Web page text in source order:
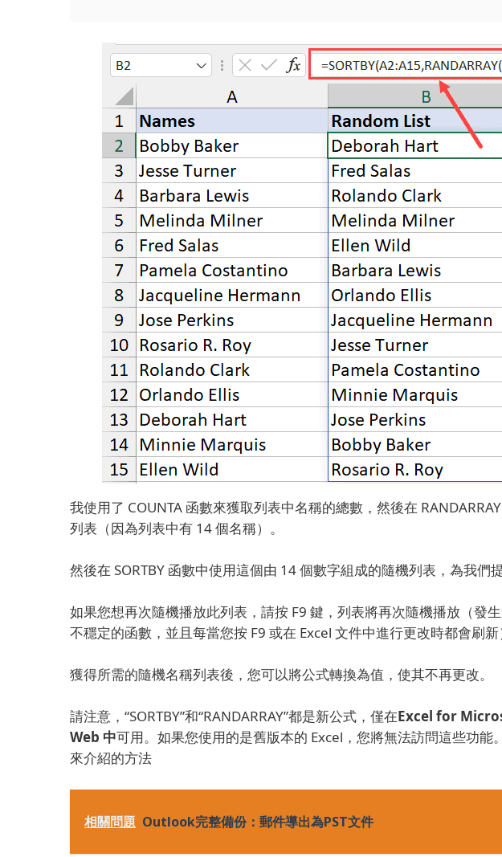
我使用了 COUNTA 函數來獲取列表中名稱的總數，然後在
列表（因為列表中有 14 個名稱）。
然後在 SORTBY 函數中使用這個由 14 個數字組成的隨機列表，為我們
如果您想再次隨機播放此列表，請按 F9 鍵，列表將再次隨機播放（發
不穩定的函數，並且每當您按 F9 或在 Excel 文件中進行更改時都會刷新
獲得所需的隨機名稱列表後，您可以將公式轉換為值，使其不再更改。
請注意，“SORTBY”和“RANDARRAY”都是新公式，僅在Excel for
Web 中可用。如果您使用的是舊版本的 Excel，您將無法訪問這些功
來介紹的方法
相關問題 Outlook完整備份：郵件導出為PST文件